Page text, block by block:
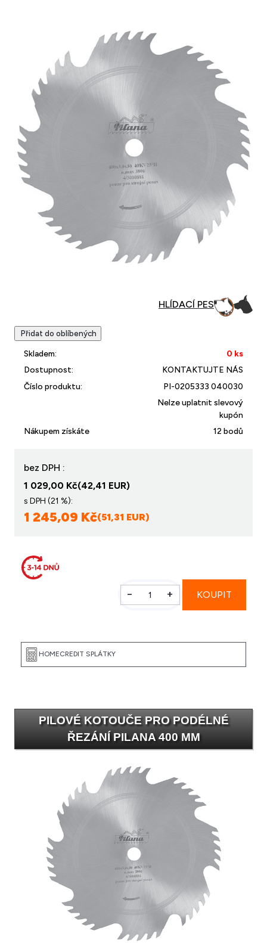
Přidat do oblíbených
Skladem:
0 ks
Dostupnost:
KONTAKTUJTE NÁS
Číslo produktu:
PI-0205333 040030
Nelze uplatnit slevový
kupón
Nákupem získáte
12 bodů
bez DPH :
1 029,00 Kč(42,41 EUR)
s DPH (21 %):
1 245,09 Kč(51,31 EUR)
- +
PILOVÉ KOTOUČE PRO PODÉLNÉ
ŘEZÁNÍ PILANA 400 MM